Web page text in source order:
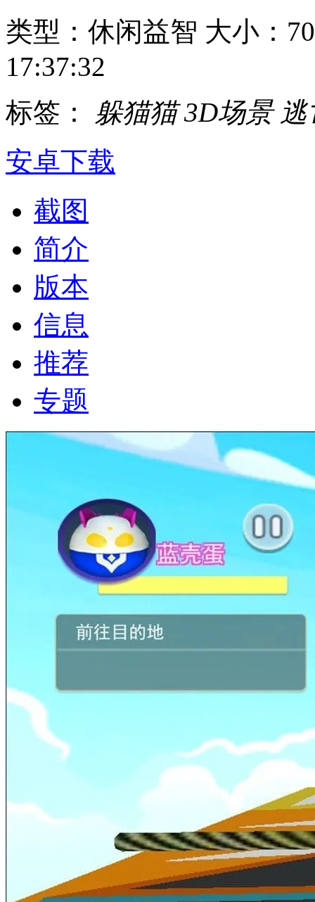
类型：休闲益智 大小：
17:37:32
标签： 躲猫猫 3D场景
安卓下载
截图
简介
版本
信息
推荐
专题